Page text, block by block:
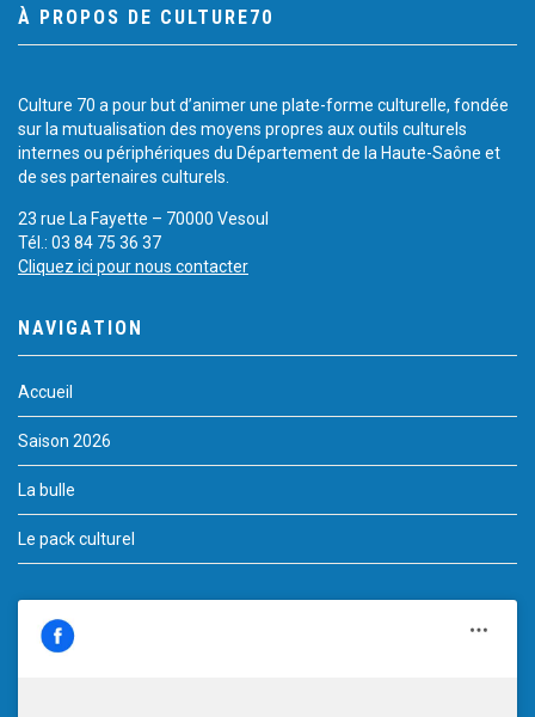
À PROPOS DE CULTURE70
Culture 70 a pour but d’animer une plate-forme culturelle, fondée
sur la mutualisation des moyens propres aux outils culturels
internes ou périphériques du Département de la Haute-Saône et
de ses partenaires culturels.
23 rue La Fayette – 70000 Vesoul
Tél.: 03 84 75 36 37
Cliquez ici pour nous contacter
NAVIGATION
Accueil
Saison 2026
La bulle
Le pack culturel